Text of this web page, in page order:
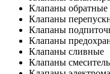
Клапаны обратные
Клапаны
Клапаны
Клапаны
Клапаны сливные
Клапаны